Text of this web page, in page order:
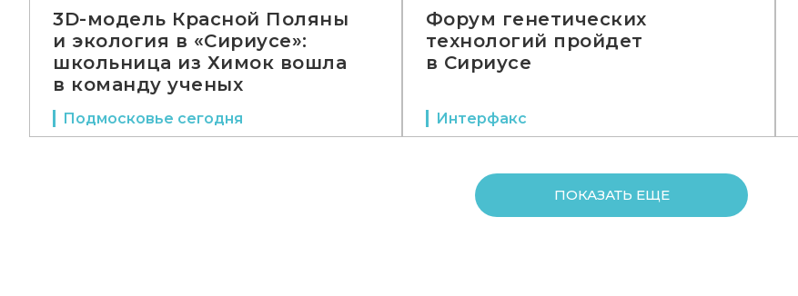
3D-модель Красной Поляны
и экология в «Сириусе»:
школьница из Химок вошла
в команду ученых
Подмосковье сегодня
Форум генетических
технологий пройдет
в Сириусе
Интерфакс
ПОКАЗАТЬ ЕЩЕ